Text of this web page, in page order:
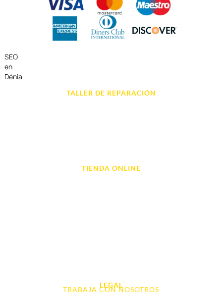
SEO
en
Dénia
TALLER DE REPARACIÓN
TIENDA ONLINE
LEGAL
TRABAJA CON NOSOTROS